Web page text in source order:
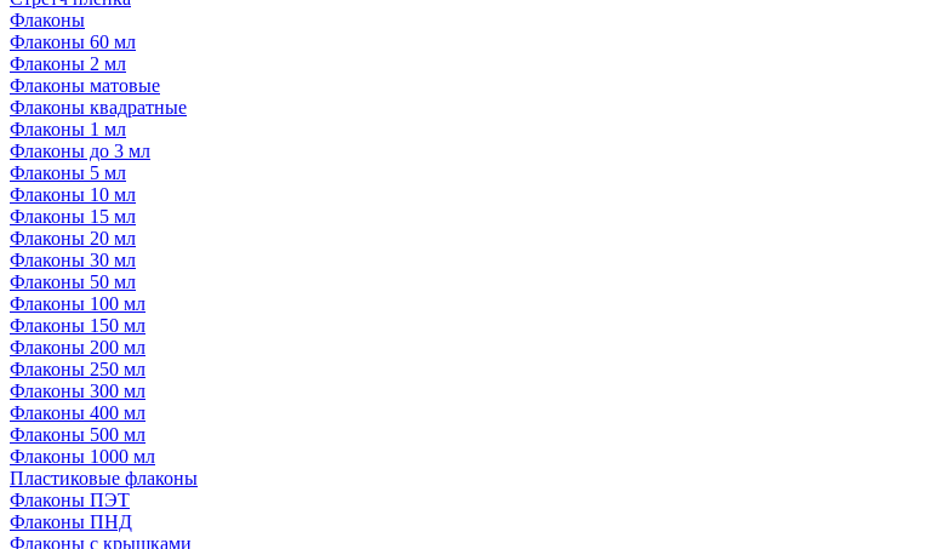
Флаконы
Флаконы 60 мл
Флаконы 2 мл
Флаконы матовые
Флаконы квадратные
Флаконы 1 мл
Флаконы до 3 мл
Флаконы 5 мл
Флаконы 10 мл
Флаконы 15 мл
Флаконы 20 мл
Флаконы 30 мл
Флаконы 50 мл
Флаконы 100 мл
Флаконы 150 мл
Флаконы 200 мл
Флаконы 250 мл
Флаконы 300 мл
Флаконы 400 мл
Флаконы 500 мл
Флаконы 1000 мл
Пластиковые флаконы
Флаконы ПЭТ
Флаконы ПНД
Флаконы с крышками